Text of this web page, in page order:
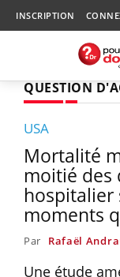
INSCRIPTION
QUESTION
USA
Mortalité
moitié des
hospitalier
moments
Par Rafaël
Une étude